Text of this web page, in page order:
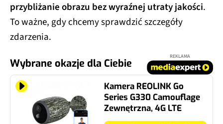
przybliżanie obrazu bez wyraźnej utraty jakości.
To ważne, gdy chcemy sprawdzić szczegóły
zdarzenia.
Wybrane okazje dla Ciebie
REKLAMA
Kamera REOLINK Go
Series G330 Camouflage
Zewnętrzna, 4G LTE